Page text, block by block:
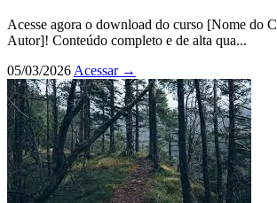
Acesse agora o download do curso [Nome do
Autor]! Conteúdo completo e de alta qua...
05/03/2026 Acessar →